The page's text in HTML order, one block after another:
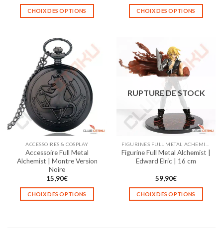
CHOIX DES OPTIONS
a
plusieurs
variations.
Les
options
peuvent
être
choisies
la
page
du
produit
CHOIX DES OPTIONS
plusieurs
variations.
Les
options
peuvent
être
choisies
sur
page
du
ACCESSOIRES & COSPLAY
Accessoire Full Metal
Alchemist | Montre Version
Noire
15,90€
CHOIX DES OPTIONS
RUPTURE DE STOCK
Figurine Full Metal Alchemist |
Edward Elric | 16 cm
59,90€
CHOIX DES OPTIONS